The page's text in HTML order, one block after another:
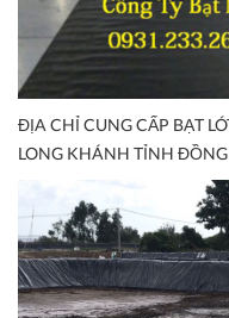
ĐỊA CHỈ CUNG CẤP BẠT
LONG KHÁNH TỈNH